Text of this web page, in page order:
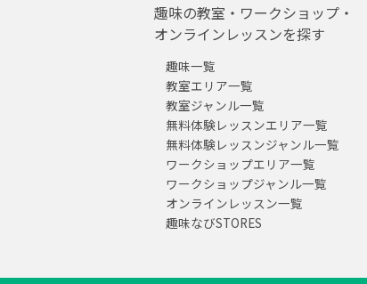
趣味の教室・ワークショップ・
オンラインレッスンを探す
趣味一覧
教室エリア一覧
教室ジャンル一覧
無料体験レッスンエリア一覧
無料体験レッスンジャンル一覧
ワークショップエリア一覧
ワークショップジャンル一覧
オンラインレッスン一覧
趣味なびSTORES